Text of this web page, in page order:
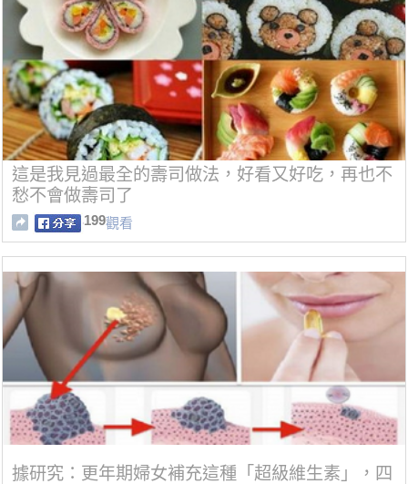
這是我見過最全的壽司做法，好看又好吃，再也不
愁不會做壽司了
199觀看
據研究：更年期婦女補充這種「超級維生素」，四